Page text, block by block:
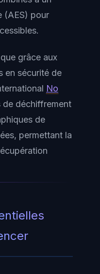
(AES) pour
grâce aux
en sécurité de
No
de déchiffrement
de
permettant la